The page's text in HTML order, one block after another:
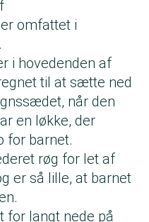
omfattet i
i hovedenden af
til at sætte ned
når den
en løkke, der
for barnet.
røg for let af
er så lille, at barnet
langt nede på